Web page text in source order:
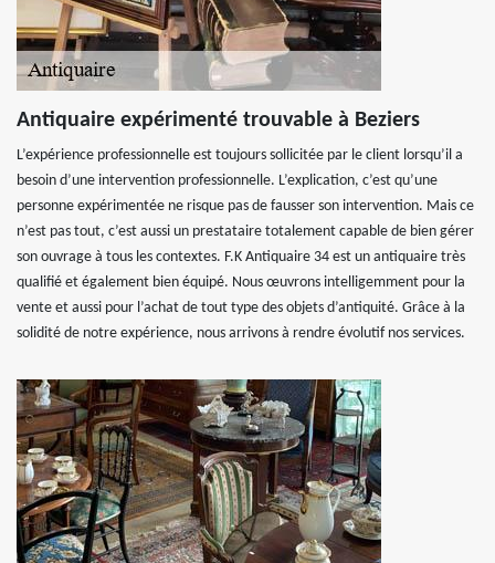
Antiquaire expérimenté trouvable à Beziers
L’expérience professionnelle est toujours sollicitée par le client lorsqu’il a
besoin d’une intervention professionnelle. L’explication, c’est qu’une
personne expérimentée ne risque pas de fausser son intervention. Mais ce
n’est pas tout, c’est aussi un prestataire totalement capable de bien gérer
son ouvrage à tous les contextes. F.K Antiquaire 34 est un antiquaire très
qualifié et également bien équipé. Nous œuvrons intelligemment pour la
vente et aussi pour l’achat de tout type des objets d’antiquité. Grâce à la
solidité de notre expérience, nous arrivons à rendre évolutif nos services.